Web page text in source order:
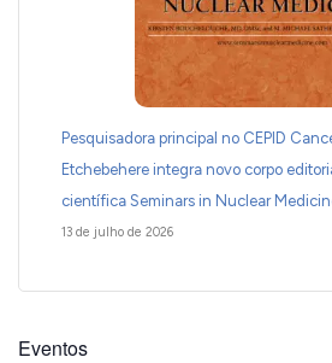
Pesquisadora principal no CEPID
Etchebehere integra novo corpo
científica Seminars in Nuclear
13 de julho de 2026
Eventos